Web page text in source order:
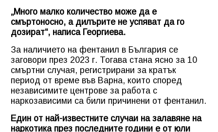
„Много малко количество може да е
смъртоносно, а дилърите не успяват да го
дозират“, написа Георгиева.
За наличието на фентанил в България се
заговори през 2023 г. Тогава стана ясно за 10
смъртни случая, регистрирани за кратък
период от време във Варна, които според
независимите центрове за работа с
наркозависими са били причинени от фентанил.
Един от най-известните случаи на залавяне на
наркотика през последните години е от юли